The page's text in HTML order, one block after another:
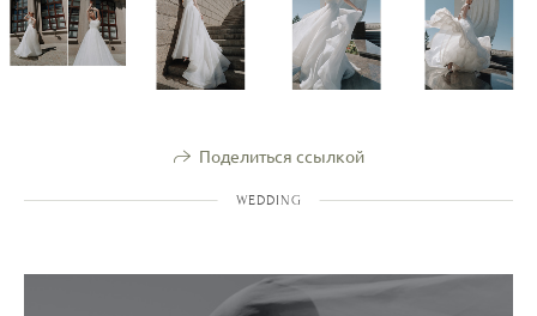
Поделиться ссылкой
WEDDING